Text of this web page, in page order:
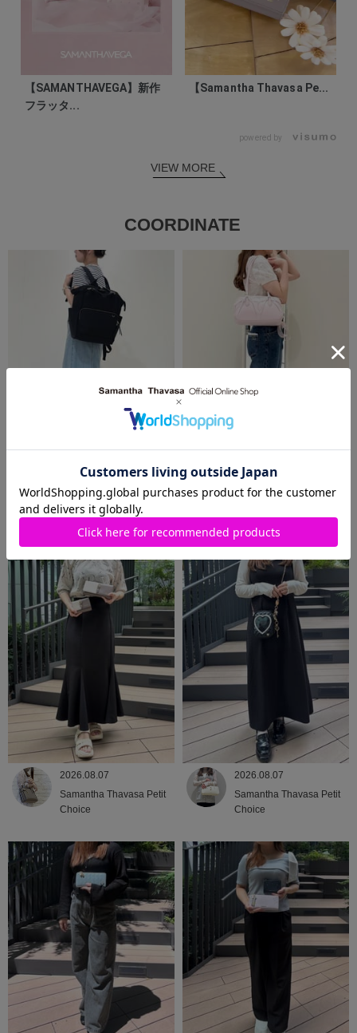
【SAMANTHAVEGA】新作
フラッタ...
【Samantha Thavasa Pe...
powered by
VIEW MORE
COORDINATE
2026.08.08
Samantha Thavasa
2026.08.07
2026.08.07
Samantha Thavasa Petit
Choice
2026.08.07
Samantha Thavasa Petit
Choice